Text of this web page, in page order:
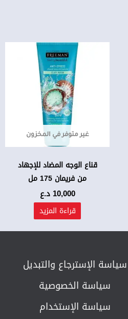
غير متوفر في المخزون
قناع الوجه المضاد للإجهاد
من فريمان 175 مل
10,000 د.ع
قراءة المزيد
سياسة الإسترجاع والتبديل​
سياسة الخصوصية
سياسة الإستخدام